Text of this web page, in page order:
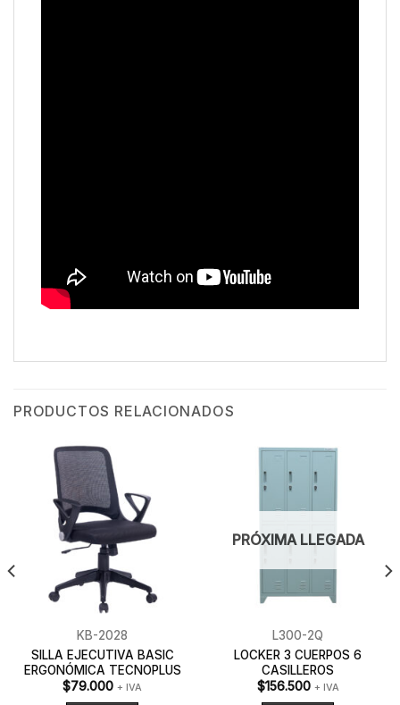
PRODUCTOS RELACIONADOS
KB-2028
SILLA EJECUTIVA BASIC
ERGONÓMICA TECNOPLUS
$79.000 + IVA
PRÓXIMA LLEGADA
L300-2Q
LOCKER 3 CUERPOS 6
CASILLEROS
$156.500 + IVA